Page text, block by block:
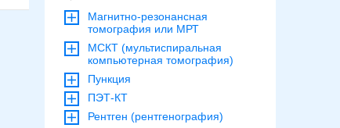
Магнитно-резонансная
томография или МРТ
МСКТ (мультиспиральная
компьютерная томография)
Пункция
ПЭТ-КТ
Рентген (рентгенография)